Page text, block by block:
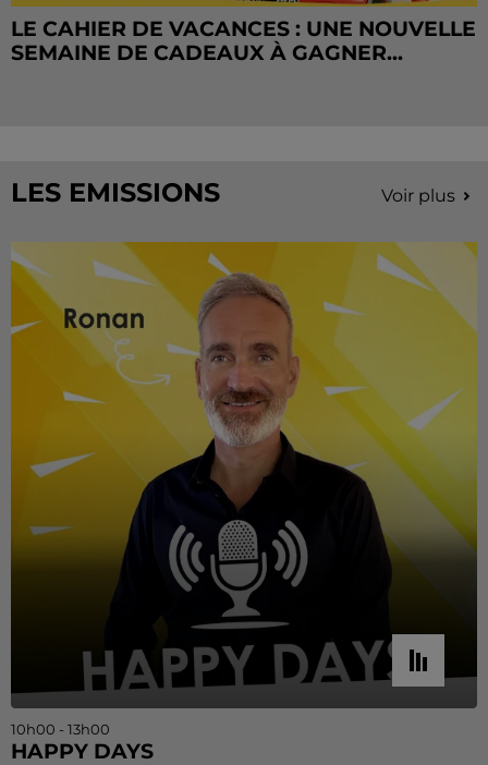
LE CAHIER DE VACANCES : UNE NOUVELLE
SEMAINE DE CADEAUX À GAGNER...
LES EMISSIONS Voir plus
10h00 - 13h00
HAPPY DAYS